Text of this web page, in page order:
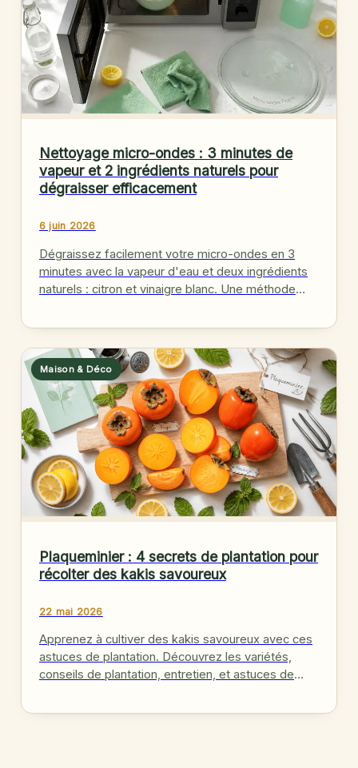
Nettoyage micro-ondes : 3 minutes de
vapeur et 2 ingrédients naturels pour
dégraisser efficacement
6 juin 2026
Dégraissez facilement votre micro-ondes en 3
minutes avec la vapeur d'eau et deux ingrédients
naturels : citron et vinaigre blanc. Une méthode
Maison & Déco
Plaqueminier : 4 secrets de plantation pour
récolter des kakis savoureux
22 mai 2026
Apprenez à cultiver des kakis savoureux avec ces
astuces de plantation. Découvrez les variétés,
conseils de plantation, entretien, et astuces de